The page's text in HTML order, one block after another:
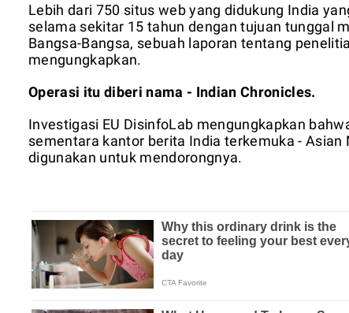
Lebih dari 750 situs web yang didukung India
selama sekitar 15 tahun dengan tujuan tunggal
Bangsa-Bangsa, sebuah laporan tentang
mengungkapkan.
Operasi itu diberi nama - Indian Chronicles.
Investigasi EU DisinfoLab mengungkapkan
sementara kantor berita India terkemuka -
digunakan untuk mendorongnya.